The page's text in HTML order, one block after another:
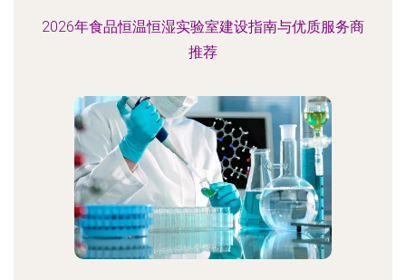
2026年食品恒温恒湿实验室建设指南与优质服务商
推荐